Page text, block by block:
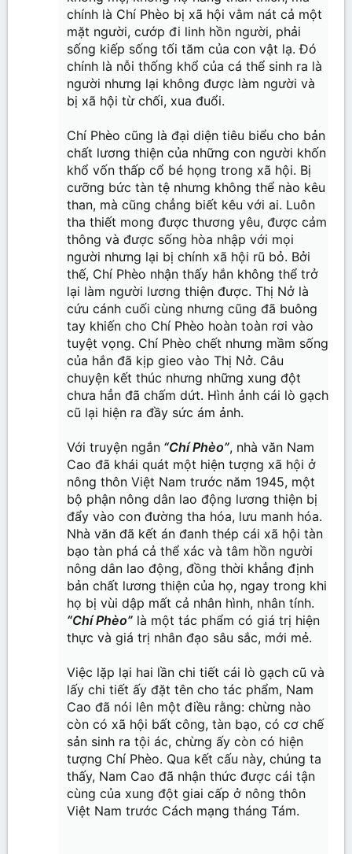
chính là Chí Phèo bị xã hội vằm nát cả một
mặt người, cướp đi linh hồn người, phải
sống kiếp sống tối tăm của con vật lạ. Đó
chính là nỗi thống khổ của cá thể sinh ra là
người nhưng lại không được làm người và
bị xã hội từ chối, xua đuổi.
Chí Phèo cũng là đại diện tiêu biểu cho bản
chất lương thiện của những con người khốn
khổ vốn thấp cổ bé họng trong xã hội. Bị
cưỡng bức tàn tệ nhưng không thể nào kêu
than, mà cũng chẳng biết kêu với ai. Luôn
tha thiết mong được thương yêu, được cảm
thông và được sống hòa nhập với mọi
người nhưng lại bị chính xã hội rũ bỏ. Bởi
thế, Chí Phèo nhận thấy hắn không thể trở
lại làm người lương thiện được. Thị Nở là
cứu cánh cuối cùng nhưng cũng đã buông
tay khiến cho Chí Phèo hoàn toàn rơi vào
tuyệt vọng. Chí Phèo chết nhưng mầm sống
của hắn đã kịp gieo vào Thị Nở. Câu
chuyện kết thúc nhưng những xung đột
chưa hẳn đã chấm dứt. Hình ảnh cái lò gạch
cũ lại hiện ra đầy sức ám ảnh.
Với truyện ngắn “Chí Phèo”, nhà văn Nam
Cao đã khái quát một hiện tượng xã hội ở
nông thôn Việt Nam trước năm 1945, một
bộ phận nông dân lao động lương thiện bị
đẩy vào con đường tha hóa, lưu manh hóa.
Nhà văn đã kết án đanh thép cái xã hội tàn
bạo tàn phá cả thể xác và tâm hồn người
nông dân lao động, đồng thời khẳng định
bản chất lương thiện của họ, ngay trong khi
họ bị vùi dập mất cả nhân hình, nhân tính.
“Chí Phèo” là một tác phẩm có giá trị hiện
thực và giá trị nhân đạo sâu sắc, mới mẻ.
Việc lặp lại hai lần chi tiết cái lò gạch cũ và
lấy chi tiết ấy đặt tên cho tác phẩm, Nam
Cao đã nói lên một điều rằng: chừng nào
còn có xã hội bất công, tàn bạo, có cơ chế
sản sinh ra tội ác, chừng ấy còn có hiện
tượng Chí Phèo. Qua kết cấu này, chúng ta
thấy, Nam Cao đã nhận thức được cái tận
cùng của xung đột giai cấp ở nông thôn
Việt Nam trước Cách mạng tháng Tám.